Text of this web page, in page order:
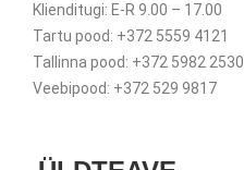
Klienditugi: E-R 9.00 – 17.00
Tartu pood: +372 5559 4121
Tallinna pood: +372 5982 2530
Veebipood: +372 529 9817